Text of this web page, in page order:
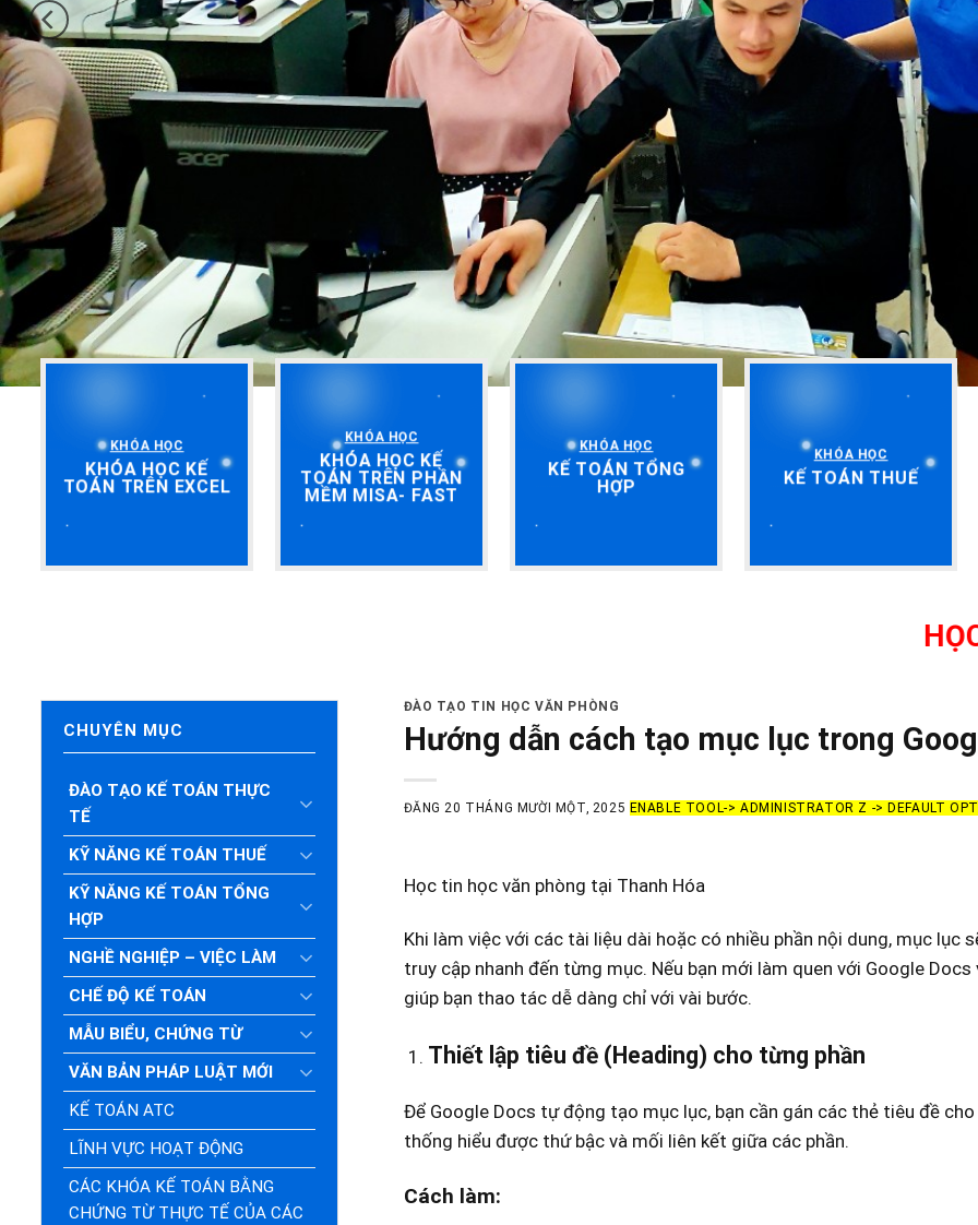
KHÓA HỌC
KHÓA HỌC KẾ
TOÁN TRÊN EXCEL
KHÓA HỌC
KHÓA HỌC KẾ
TOÁN TRÊN PHẦN
MỀM MISA- FAST
KHÓA HỌC
KẾ TOÁN TỔNG
HỢP
KHÓA HỌC
KẾ TOÁN THUẾ
HỌC KẾ
CHUYÊN MỤC
ĐÀO TẠO KẾ TOÁN THỰC
TẾ
KỸ NĂNG KẾ TOÁN THUẾ
KỸ NĂNG KẾ TOÁN TỔNG
HỢP
NGHỀ NGHIỆP – VIỆC LÀM
CHẾ ĐỘ KẾ TOÁN
MẪU BIỂU, CHỨNG TỪ
VĂN BẢN PHÁP LUẬT MỚI
KẾ TOÁN ATC
LĨNH VỰC HOẠT ĐỘNG
CÁC KHÓA KẾ TOÁN BẰNG
CHỨNG TỪ THỰC TẾ CỦA CÁC
ĐÀO TẠO TIN HỌC VĂN PHÒNG
Hướng dẫn cách tạo mục lục trong
ĐĂNG20 THÁNG MƯỜI MỘT, 2025 ENABLE TOOL-> ADMINISTRATOR Z -> DEFAULT
Học tin học văn phòng tại Thanh Hóa
Khi làm việc với các tài liệu dài hoặc có nhiều phần nội dung, mục
truy cập nhanh đến từng mục. Nếu bạn mới làm quen với Google
giúp bạn thao tác dễ dàng chỉ với vài bước.
Thiết lập tiêu đề (Heading) cho từng phần
Để Google Docs tự động tạo mục lục, bạn cần gán các thẻ tiêu đề
thống hiểu được thứ bậc và mối liên kết giữa các phần.
Cách làm: